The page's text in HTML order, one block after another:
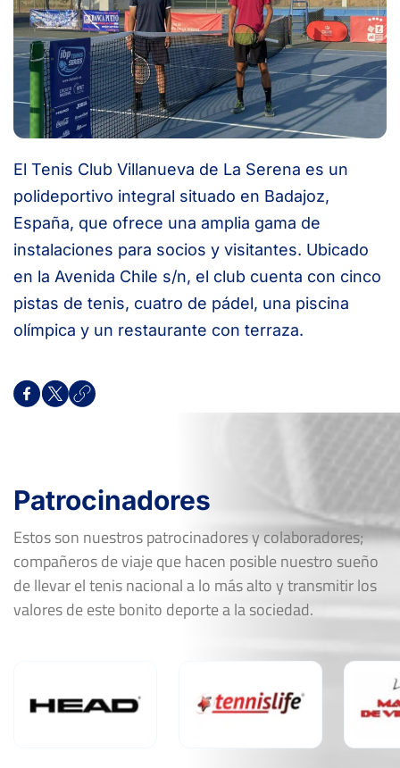
El Tenis Club Villanueva de La Serena es un
polideportivo integral situado en Badajoz,
España, que ofrece una amplia gama de
instalaciones para socios y visitantes. Ubicado
en la Avenida Chile s/n, el club cuenta con cinco
pistas de tenis, cuatro de pádel, una piscina
olímpica y un restaurante con terraza.
Patrocinadores
Estos son nuestros patrocinadores y colaboradores;
compañeros de viaje que hacen posible nuestro sueño
de llevar el tenis nacional a lo más alto y transmitir los
valores de este bonito deporte a la sociedad.